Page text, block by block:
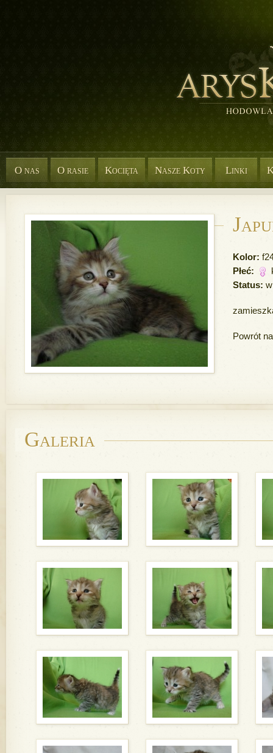
O nas O rasie Kocięta Nasze Koty Linki
Kolor:
Płeć:
Status:
Powrót
Galeria